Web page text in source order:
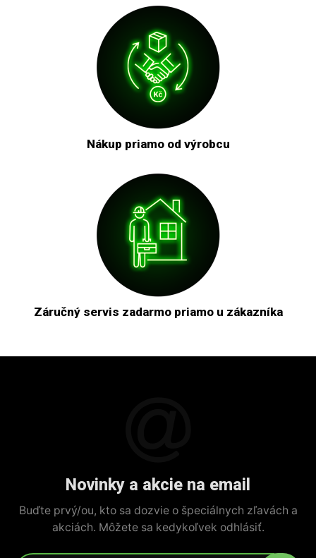
Nákup priamo od výrobcu
Záručný servis zadarmo priamo u zákazníka
Novinky a akcie na email
Buďte prvý/ou, kto sa dozvie o špeciálnych zľavách a
akciách. Môžete sa kedykoľvek odhlásiť.